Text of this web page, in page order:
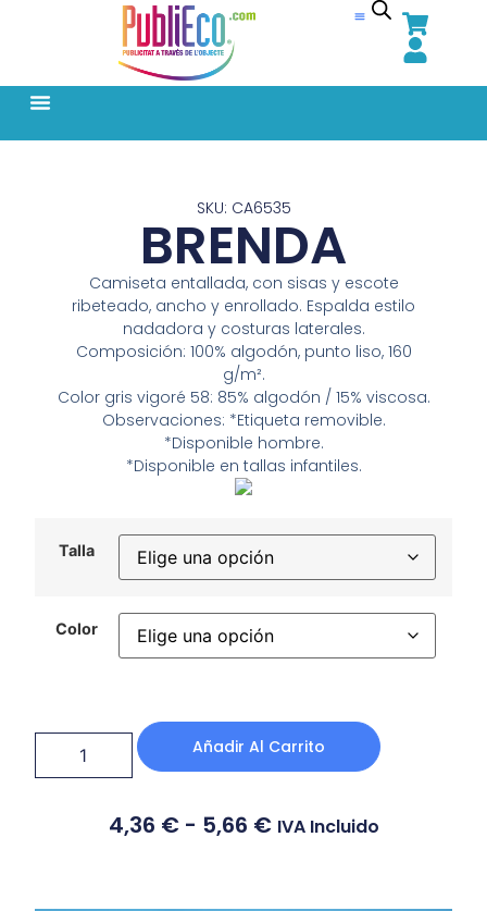
SKU: CA6535
BRENDA
Camiseta entallada, con sisas y escote
ribeteado, ancho y enrollado. Espalda estilo
nadadora y costuras laterales.
Composición: 100% algodón, punto liso, 160
g/m².
Color gris vigoré 58: 85% algodón / 15% viscosa.
Observaciones: *Etiqueta removible.
*Disponible hombre.
*Disponible en tallas infantiles.
Talla
Color
Añadir Al Carrito
4,36 € - 5,66 € IVA Incluido